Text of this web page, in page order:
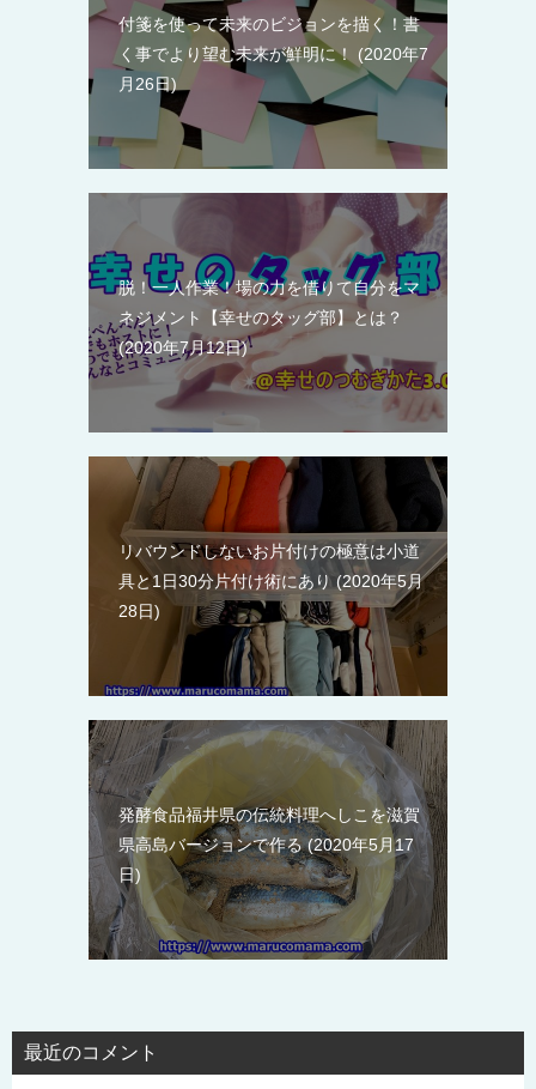
付箋を使って未来のビジョンを描く！書
く事でより望む未来が鮮明に！
2020年7
月26日
脱！一人作業！場の力を借りて自分をマ
ネジメント【幸せのタッグ部】とは？
2020年7月12日
リバウンドしないお片付けの極意は小道
具と1日30分片付け術にあり 2020年5月
28日
発酵食品福井県の伝統料理へしこを滋賀
県高島バージョンで作る 2020年5月17
日
最近のコメント